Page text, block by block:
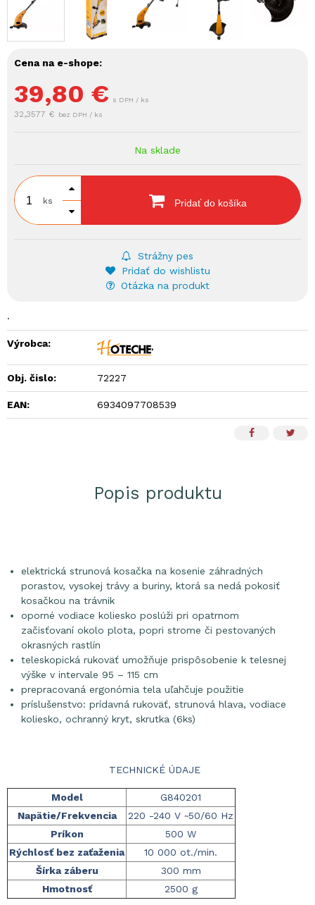
Cena na e-shope:
39,80 € s DPH / ks
32,3577 € bez DPH / ks
Na sklade
ks Pridať do košíka
Strážny pes
Pridať do wishlistu
Otázka na produkt
.
Výrobca:
Obj. čislo: 72227
EAN: 6934097708539
Popis produktu
elektrická strunová kosačka na kosenie záhradných
porastov, vysokej trávy a buriny, ktorá sa nedá pokosiť
kosačkou na trávnik
oporné vodiace koliesko poslúži pri opatrnom
začisťovaní okolo plota, popri strome či pestovaných
okrasných rastlín
teleskopická rukoväť umožňuje prispôsobenie k telesnej
výške v intervale 95 – 115 cm
prepracovaná ergonómia tela uľahčuje použitie
príslušenstvo: prídavná rukoväť, strunová hlava, vodiace
koliesko, ochranný kryt, skrutka (6ks)
TECHNICKÉ ÚDAJE
Model
G840201
Napätie/Frekvencia
220 -240 V ~50/60 Hz
Príkon
500 W
Rýchlosť bez zaťaženia
10 000 ot./min.
Šírka záberu
300 mm
Hmotnosť
2500 g